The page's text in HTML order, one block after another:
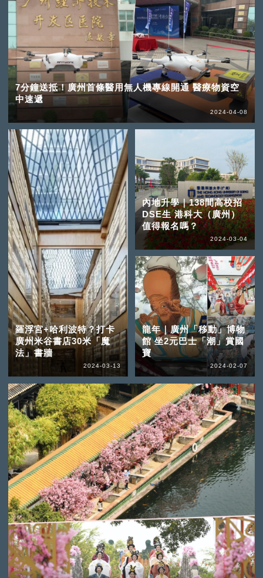
7分鐘送抵！廣州首條醫用無人機專線開通 醫療物資空
中速遞
2024-04-08
羅浮宮+哈利波特？打卡
廣州米谷書店30米「魔
法」書牆
2024-03-13
內地升學｜138間高校招
DSE生 港科大（廣州）
值得報名嗎？
2024-03-04
龍年｜廣州「移動」博物
館 坐2元巴士「潮」賞國
寶
2024-02-07